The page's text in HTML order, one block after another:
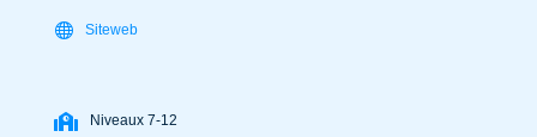
Siteweb
Niveaux 7-12